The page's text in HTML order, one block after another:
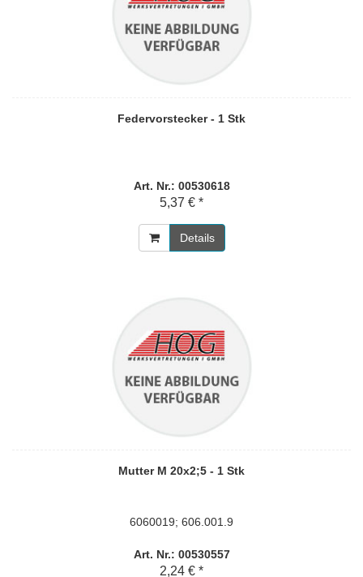
Federvorstecker - 1 Stk
Art. Nr.: 00530618
5,37 € *
Details
Mutter M 20x2;5 - 1 Stk
6060019; 606.001.9
Art. Nr.: 00530557
2,24 € *